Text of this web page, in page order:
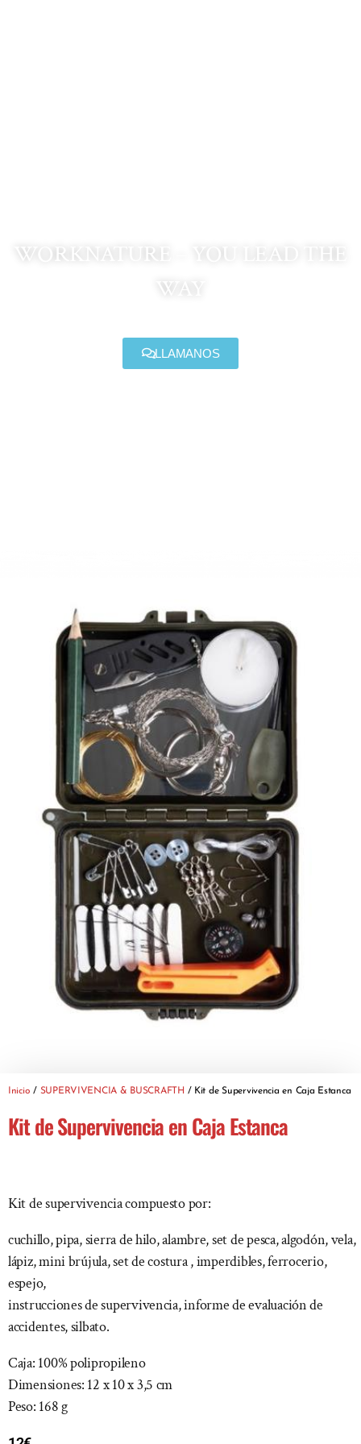
WORKNATURE – YOU LEAD THE
WAY
LLAMANOS
Inicio / SUPERVIVENCIA & BUSCRAFTH / Kit de Supervivencia en Caja Estanca
Kit de Supervivencia en Caja Estanca
Kit de supervivencia compuesto por:
cuchillo, pipa, sierra de hilo, alambre, set de pesca, algodón, vela,
lápiz, mini brújula, set de costura , imperdibles, ferrocerio,
espejo,
instrucciones de supervivencia, informe de evaluación de
accidentes, silbato.
Caja: 100% polipropileno
Dimensiones: 12 x 10 x 3,5 cm
Peso: 168 g